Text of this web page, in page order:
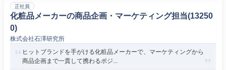
正社員
化粧品メーカーの商品企画・マーケティング担当(13250
0)
株式会社石澤研究所
ヒットブランドを手がける化粧品メーカーで、マーケティングから
商品企画まで一貫して携わるポジ...